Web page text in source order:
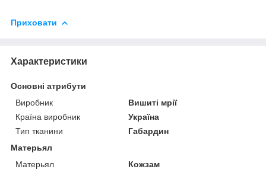
Приховати
Характеристики
Основні атрибути
Виробник
Вишиті мрії
Країна виробник
Україна
Тип тканини
Габардин
Матерьял
Матерьял
Кожзам